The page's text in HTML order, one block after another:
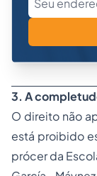
3. A
O direito não
está proibido
prócer da